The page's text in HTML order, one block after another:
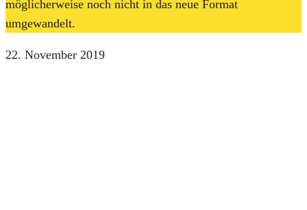
möglicherweise noch nicht in das neue Format
umgewandelt.
22. November 2019